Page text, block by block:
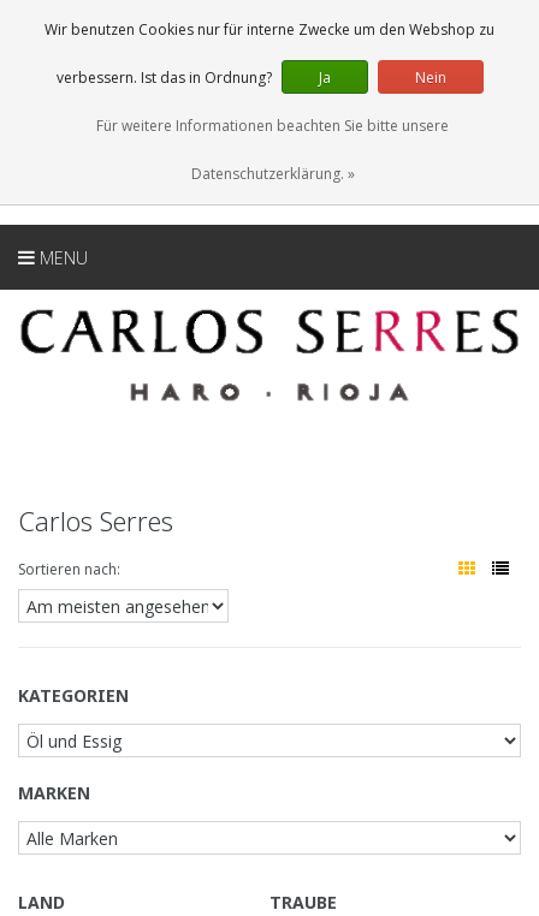
0 Artikel
DE
MENU
Carlos Serres
Sortieren nach:
KATEGORIEN
MARKEN
LAND TRAUBE
Wir benutzen Cookies nur für interne Zwecke um den Webshop zu
verbessern. Ist das in Ordnung? Ja Nein
Für weitere Informationen beachten Sie bitte unsere
Datenschutzerklärung. »